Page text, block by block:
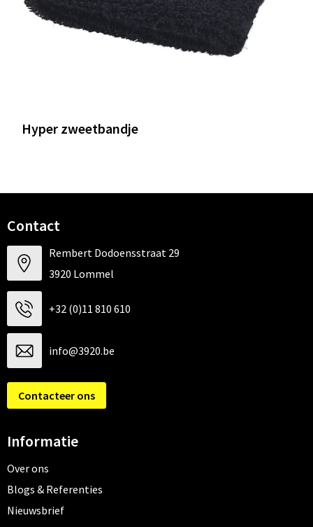
Hyper zweetbandje
Contact
Rembert Dodoensstraat 29
3920 Lommel
+32 (0)11 810 610
info@3920.be
Contacteer ons
Informatie
Over ons
Blogs & Referenties
Nieuwsbrief